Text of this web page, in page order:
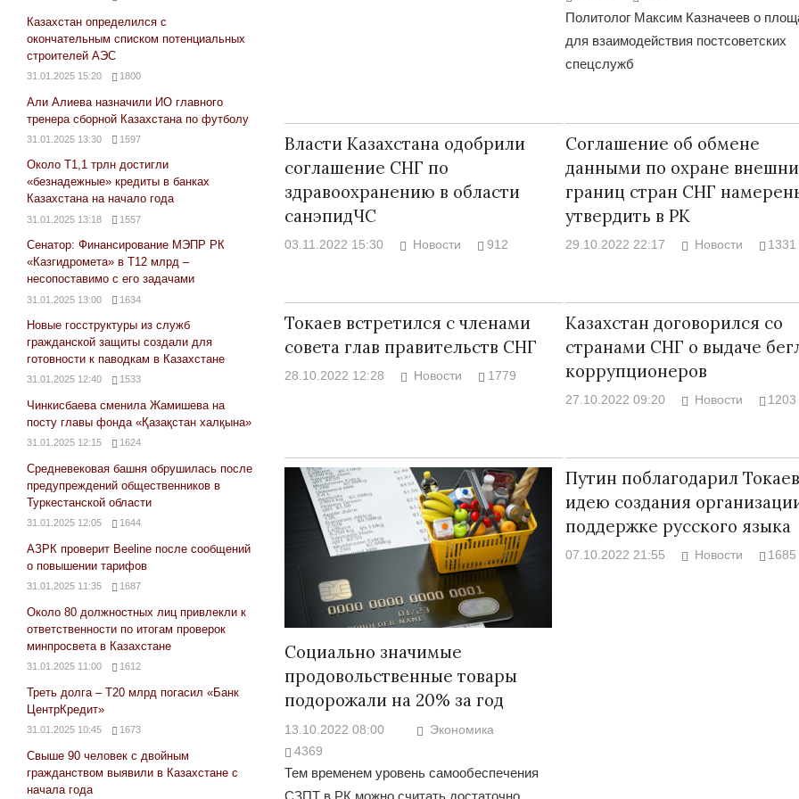
Политолог Максим Казначеев о
для взаимодействия постсоветских
спецслужб
Власти Казахстана одобрили
соглашение СНГ по
здравоохранению в области
санэпидЧС
03.11.2022 15:30 Новости 912
Соглашение об обмене
данными по охране
границ стран СНГ
утвердить в РК
29.10.2022 22:17 Новости 1331
Токаев встретился с членами
совета глав правительств СНГ
28.10.2022 12:28 Новости 1779
Казахстан договорился со
странами СНГ о выдаче
коррупционеров
27.10.2022 09:20 Новости 1203
Социально значимые
продовольственные товары
подорожали на 20% за год
13.10.2022 08:00
Экономика
4369
Тем временем уровень самообеспечения
СЗПТ в РК можно считать достаточно
Путин поблагодарил
идею создания
поддержке русского языка
07.10.2022 21:55 Новости 1685
Казахстан определился с
окончательным списком потенциальных
строителей АЭС
31.01.2025 15:20 1800
Али Алиева назначили ИО главного
тренера сборной Казахстана по футболу
31.01.2025 13:30 1597
Около Т1,1 трлн достигли
«безнадежные» кредиты в банках
Казахстана на начало года
31.01.2025 13:18 1557
Сенатор: Финансирование МЭПР РК
«Казгидромета» в Т12 млрд –
несопоставимо с его задачами
31.01.2025 13:00 1634
Новые госструктуры из служб
гражданской защиты создали для
готовности к паводкам в Казахстане
31.01.2025 12:40 1533
Чинкисбаева сменила Жамишева на
посту главы фонда «Қазақстан халқына»
31.01.2025 12:15 1624
Средневековая башня обрушилась после
предупреждений общественников в
Туркестанской области
31.01.2025 12:05 1644
АЗРК проверит Beeline после сообщений
о повышении тарифов
31.01.2025 11:35 1687
Около 80 должностных лиц привлекли к
ответственности по итогам проверок
минпросвета в Казахстане
31.01.2025 11:00 1612
Треть долга – Т20 млрд погасил «Банк
ЦентрКредит»
31.01.2025 10:45 1673
Свыше 90 человек с двойным
гражданством выявили в Казахстане с
начала года
Сороса